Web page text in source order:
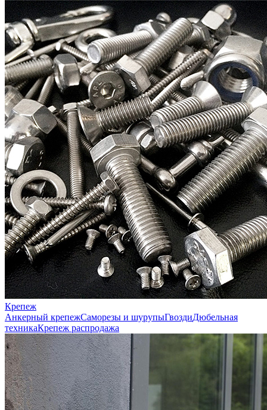
Крепеж
Анкерный крепежСаморезы и шурупыГвоздиДюбельная
техникаКрепеж распродажа